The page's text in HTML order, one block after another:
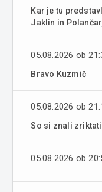
Kar je tu
Jaklin in
05.08.2026 ob
Bravo Kuzmič
05.08.2026 ob
So si znali
05.08.2026 ob